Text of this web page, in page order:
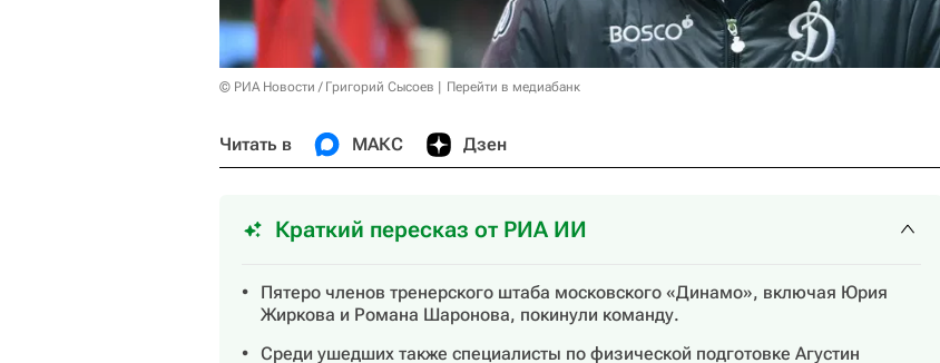
© РИА Новости / Григорий Сысоев Перейти в медиабанк
Читать в МАКС Дзен
Краткий пересказ от РИА ИИ
Пятеро членов тренерского штаба московского «Динамо», включая Юрия
Жиркова и Романа Шаронова, покинули команду.
Среди ушедших также специалисты по физической подготовке Агустин